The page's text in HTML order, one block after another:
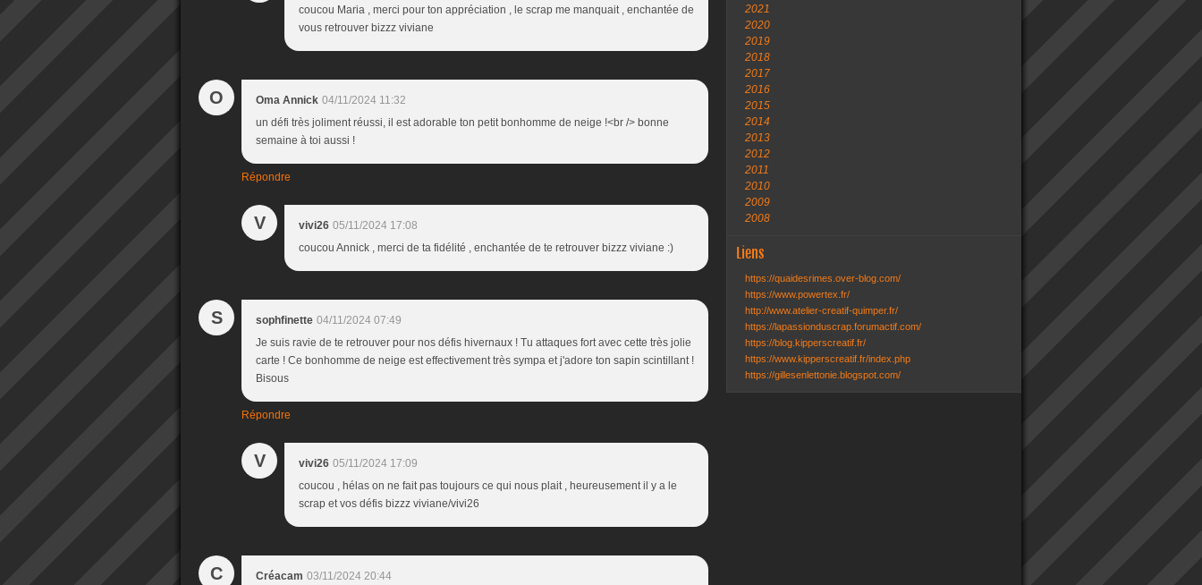
coucou Maria , merci pour ton appréciation , le scrap me manquait , enchantée de
vous retrouver bizzz viviane
O Oma Annick 04/11/2024 11:32
un défi très joliment réussi, il est adorable ton petit bonhomme de neige !<br /> bonne
semaine à toi aussi !
Répondre
V vivi26 05/11/2024 17:08
coucou Annick , merci de ta fidélité , enchantée de te retrouver bizzz viviane :)
S sophfinette 04/11/2024 07:49
Je suis ravie de te retrouver pour nos défis hivernaux ! Tu attaques fort avec cette très jolie
carte ! Ce bonhomme de neige est effectivement très sympa et j'adore ton sapin scintillant !
Bisous
Répondre
V vivi26 05/11/2024 17:09
coucou , hélas on ne fait pas toujours ce qui nous plait , heureusement il y a le
scrap et vos défis bizzz viviane/vivi26
C Créacam 03/11/2024 20:44
2021
2020
2019
2018
2017
2016
2015
2014
2013
2012
2011
2010
2009
2008
Liens
https://quaidesrimes.over-blog.com/
https://www.powertex.fr/
http://www.atelier-creatif-quimper.fr/
https://lapassionduscrap.forumactif.com/
https://blog.kipperscreatif.fr/
https://www.kipperscreatif.fr/index.php
https://gillesenlettonie.blogspot.com/